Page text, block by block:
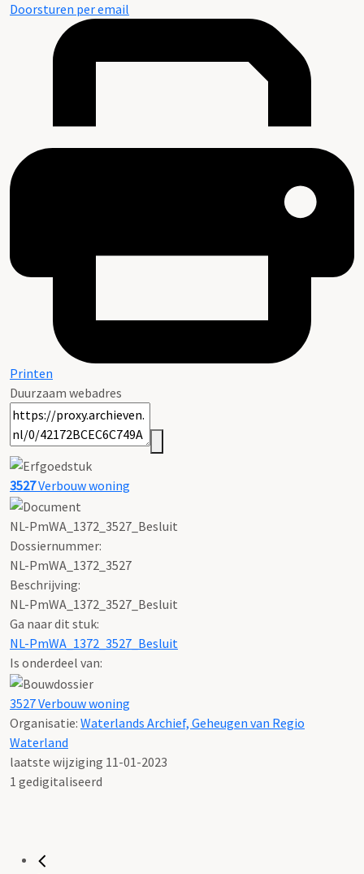
Doorsturen per email
Printen
Duurzaam webadres
3527Verbouw woning
NL-PmWA_1372_3527_Besluit
Dossiernummer:
NL-PmWA_1372_3527
Beschrijving:
NL-PmWA_1372_3527_Besluit
Ga naar dit stuk:
NL-PmWA_1372_3527_Besluit
Is onderdeel van:
3527 Verbouw woning
Organisatie: Waterlands Archief, Geheugen van Regio
Waterland
laatste wijziging 11-01-2023
1 gedigitaliseerd